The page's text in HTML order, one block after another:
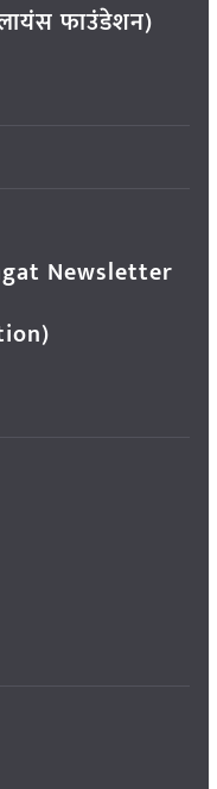
फाउंडेशन)
Newsletter